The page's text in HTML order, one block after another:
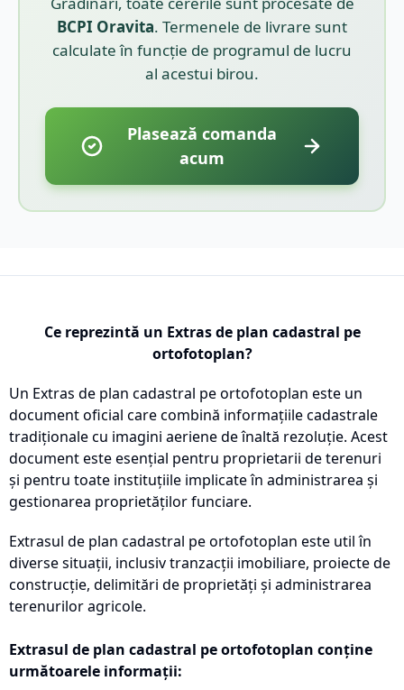
BCPI Oravita. Termenele de livrare sunt
calculate în funcție de programul de lucru
al acestui birou.
Plasează comanda
acum
Ce reprezintă un Extras de plan cadastral pe
ortofotoplan?
Un Extras de plan cadastral pe ortofotoplan este un
document oficial care combină informațiile cadastrale
tradiționale cu imagini aeriene de înaltă rezoluție. Acest
document este esențial pentru proprietarii de terenuri
și pentru toate instituțiile implicate în administrarea și
gestionarea proprietăților funciare.
Extrasul de plan cadastral pe ortofotoplan este util în
diverse situații, inclusiv tranzacții imobiliare, proiecte de
construcție, delimitări de proprietăți și administrarea
terenurilor agricole.
Extrasul de plan cadastral pe ortofotoplan conține
următoarele informații: